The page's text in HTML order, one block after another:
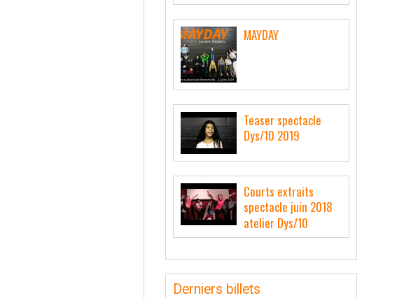
MAYDAY
Teaser spectacle
Dys/10 2019
Courts extraits
spectacle juin 2018
atelier Dys/10
Derniers billets